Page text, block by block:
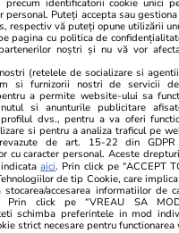
și
identificatorii cookie unici
personal. Puteți accepta sau
respectiv vă puteți opune utilizării
pagina cu politica de
noștri și nu vă vor
(retelele de socializare si
si furnizorii nostri de servicii
a permite website-ului sa
si anunturile publicitare
dvs., pentru a va oferi
si pentru a analiza traficul pe
de art. 15-22 din
cu caracter personal. Aceste
aici. Prin click pe “ACCEPT
de tip Cookie, care
accesarea informatiilor de
Prin click pe “VREAU SA
schimba preferintele in mod
strict necesare pentru